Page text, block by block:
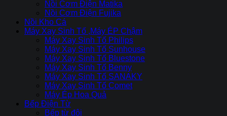
Nồi Cơm Điện Matika
Nồi Cơm Điện Fujika
Nồi Kho Cá
Máy Xay Sinh Tố ,Máy ÉP Chậm
Máy Xay Sinh Tố Philips
Máy Xay Sinh Tố Sunhouse
Máy Xay Sinh Tố Bluestone
Máy Xay Sinh Tố Benny
Máy Xay Sinh Tố SANAKY
Máy Xay Sinh Tố Comet
Máy Ép Hoa Quả
Bếp Điện Từ
Bếp từ đôi